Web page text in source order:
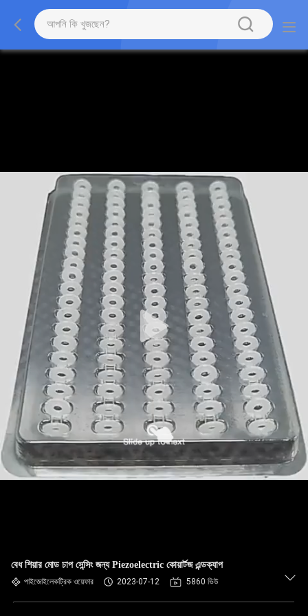
বেধ শিয়ার মোড চাপ সেন্সিং জন্য Piezoelectric কোয়ার্টজ এন্ডক্যাপ
পাইজোইলেকট্রিক ওয়েফার 2023-07-12 5860 ভিউ